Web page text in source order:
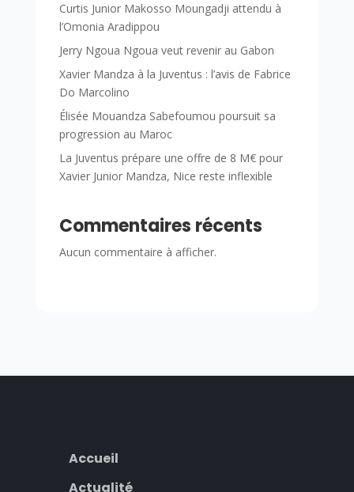
Curtis Junior Makosso Moungadji attendu à
l’Omonia Aradippou
Jerry Ngoua Ngoua veut revenir au Gabon
Xavier Mandza à la Juventus : l’avis de Fabrice
Do Marcolino
Élisée Mouandza Sabefoumou poursuit sa
progression au Maroc
La Juventus prépare une offre de 8 M€ pour
Xavier Junior Mandza, Nice reste inflexible
Commentaires récents
Aucun commentaire à afficher.
Accueil
Actualité